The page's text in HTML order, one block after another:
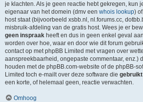
je klachten. Als je geen reactie hebt gekregen, kun
eigenaar van het domein (dmv een whois lookup)
host staat (bijvoorbeeld xsbb.nl, nl.forums.cc,
misbruik-afdeling van de gratis host. Wees je er
geen inspraak heeft en dus in geen enkel geval
worden over hoe, waar en door wie dit forum
contact op met phpBB Limited met vragen over
aanspreekbaarheid, ongepaste commentaar, enz.)
houden met de phpBB.com-website of de phpBB-
Limited toch e-mailt over deze software die
een korte, of helemaal geen, reactie verwachten.
Omhoog